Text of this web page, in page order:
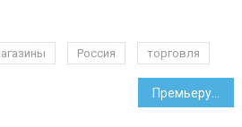
Россия торговля
Премьеру России пожаловались на белорусские лифты